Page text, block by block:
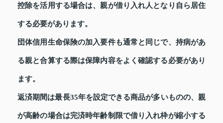
控除を活用する場合は、親が借り入れ人となり自ら居住
する必要があります。
団体信用生命保険の加入要件も通常と同じで、持病があ
る親と合算する際は保障内容をよく確認する必要があり
ます。
返済期間は最長35年を設定できる商品が多いものの、親
が高齢の場合は完済時年齢制限で借り入れ枠が縮小する